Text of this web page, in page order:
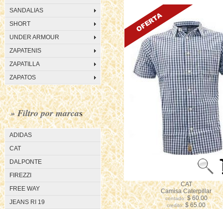
SANDALIAS
SHORT
UNDER ARMOUR
ZAPATENIS
ZAPATILLA
ZAPATOS
» Filtro por marcas
ADIDAS
CAT
DALPONTE
FIREZZI
FREE WAY
JEANS RI 19
CAT
Camisa Caterpillar
contado:$ 60.00
credito: $ 65.00